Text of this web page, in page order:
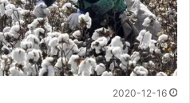
2020-12-16